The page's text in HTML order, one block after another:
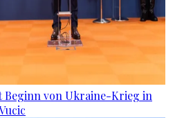
Beginn von Ukraine-Krieg in